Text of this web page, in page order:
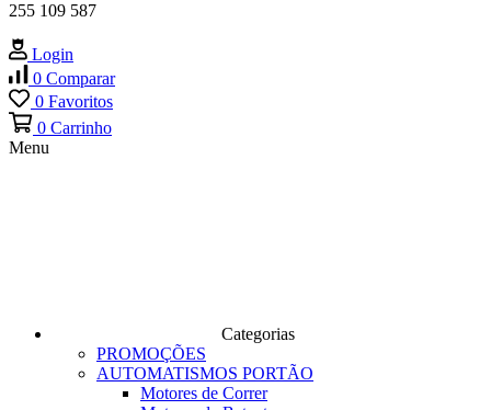
255 109 587
Login
0 Comparar
0 Favoritos
0 Carrinho
Menu
Categorias
PROMOÇÕES
AUTOMATISMOS PORTÃO
Motores de Correr